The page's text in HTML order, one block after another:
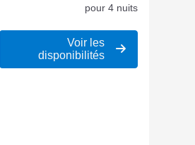
pour 4 nuits
Voir les
disponibilités